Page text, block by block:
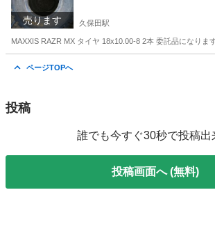
売ります 久保田駅
MAXXIS RAZR MX タイヤ 18x10.00-8 2本 委託品になり
ページTOPへ
投稿
誰でも今すぐ30秒で投稿出
投稿画面へ (無料)